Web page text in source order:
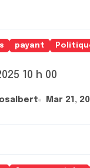
payant
10 h 00
Mar 21,